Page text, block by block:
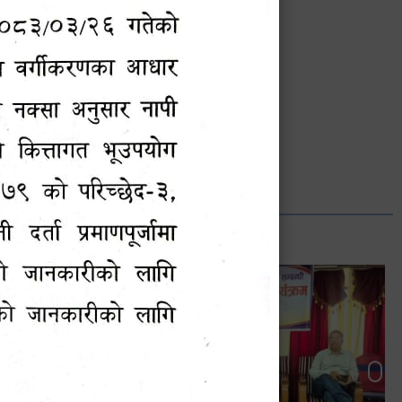
भानुभक्त थपलिया
सूचना अधिकारी
Phone: ९८५५०१२७४२